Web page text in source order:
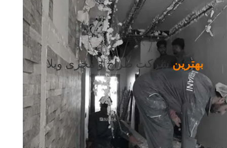
بهترین شرکت طراح و مجری ویلا